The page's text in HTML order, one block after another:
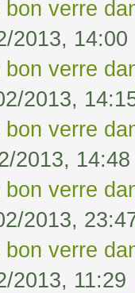
bon verre
2013, 14:00
bon verre
2013,
bon verre
2013, 14:48
bon verre
2013,
bon verre
2013, 11:29